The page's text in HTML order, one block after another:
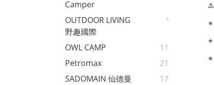
Camper
OUTDOOR LIVING
野趣國際
OWL CAMP
11
Petromax
21
SADOMAIN 仙德曼
17
⚠️
★
★
★